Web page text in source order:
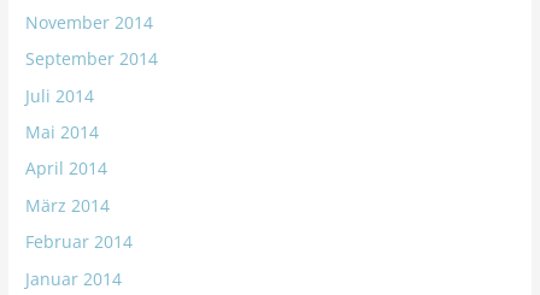
November 2014
September 2014
Juli 2014
Mai 2014
April 2014
März 2014
Februar 2014
Januar 2014